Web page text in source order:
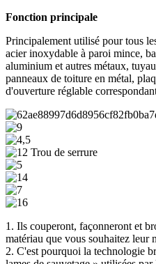
Fonction principale
Principalement utilisé pour tous
acier inoxydable à paroi mince,
aluminium et autres métaux,
panneaux de toiture en métal,
d'ouverture réglable
1. Ils couperont, façonneront et
matériau que vous souhaitez leur
2. C'est pourquoi la technologie